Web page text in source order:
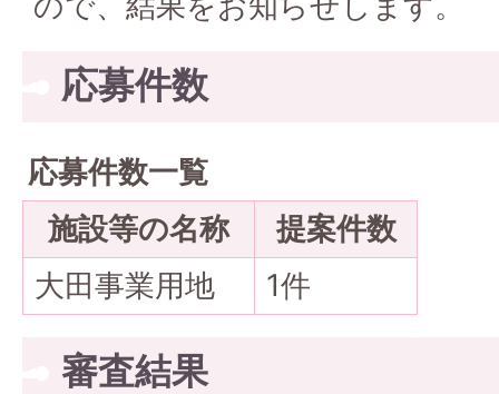
応募件数
応募件数一覧
施設等の名称
提案件数
大田事業用地
1件
審査結果